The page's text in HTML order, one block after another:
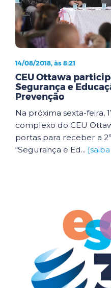
14/08/2018, às 8:21
CEU Ottawa
Segurança e
Prevenção
Na próxima sexta-feira,
complexo do CEU
portas para receber a
“Segurança e Ed...